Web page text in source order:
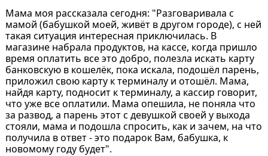
Мама моя рассказала сегодня: "Разговаривала с
мамой (бабушкой моей, живёт в другом городе), с ней
такая ситуация интересная приключилась. В
магазине набрала продуктов, на кассе, когда пришло
время оплатить все это добро, полезла искать карту
банковскую в кошелёк, пока искала, подошёл парень,
приложил свою карту к терминалу и отошёл. Мама,
найдя карту, подносит к терминалу, а кассир говорит,
что уже все оплатили. Мама опешила, не поняла что
за развод, а парень этот с девушкой своей у выхода
стояли, мама и подошла спросить, как и зачем, на что
получила в ответ - это подарок Вам, бабушка, к
новомому году будет".